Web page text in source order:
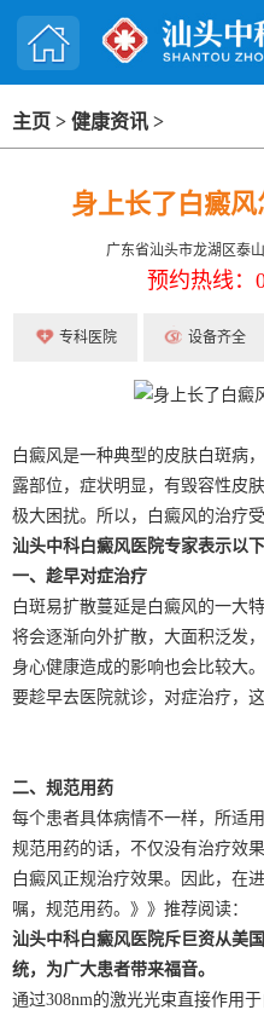
主页 > 健康资讯 >
身上长了白癜
广东省汕头市龙湖区泰
预约热线：
专科医院 设备齐全
白癜风是一种典型的皮肤白斑病
露部位，症状明显，有毁容性皮
极大困扰。所以，白癜风的治疗
汕头中科白癜风医院专家表示以下
一、趁早对症治疗
白斑易扩散蔓延是白癜风的一大
将会逐渐向外扩散，大面积泛发
身心健康造成的影响也会比较大
要趁早去医院就诊，对症治疗，
二、规范用药
每个患者具体病情不一样，所适
规范用药的话，不仅没有治疗效
白癜风正规治疗效果。因此，在
嘱，规范用药。》》推荐阅读：
汕头中科白癜风医院斥巨资从美
统，为广大患者带来福音。
通过308nm的激光光束直接作用